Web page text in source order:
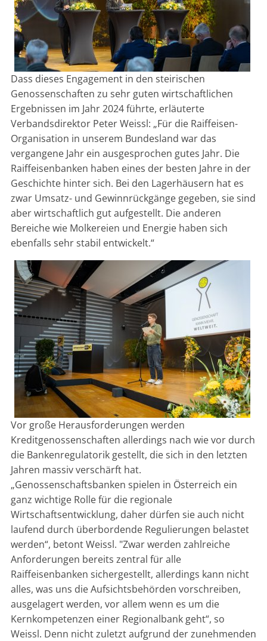
Dass dieses Engagement in den steirischen
Genossenschaften zu sehr guten wirtschaftlichen
Ergebnissen im Jahr 2024 führte, erläuterte
Verbandsdirektor Peter Weissl: „Für die Raiffeisen-
Organisation in unserem Bundesland war das
vergangene Jahr ein ausgesprochen gutes Jahr. Die
Raiffeisenbanken haben eines der besten Jahre in der
Geschichte hinter sich. Bei den Lagerhäusern hat es
zwar Umsatz- und Gewinnrückgänge gegeben, sie sind
aber wirtschaftlich gut aufgestellt. Die anderen
Bereiche wie Molkereien und Energie haben sich
ebenfalls sehr stabil entwickelt.“
Vor große Herausforderungen werden
Kreditgenossenschaften allerdings nach wie vor durch
die Bankenregulatorik gestellt, die sich in den letzten
Jahren massiv verschärft hat.
„Genossenschaftsbanken spielen in Österreich ein
ganz wichtige Rolle für die regionale
Wirtschaftsentwicklung, daher dürfen sie auch nicht
laufend durch überbordende Regulierungen belastet
werden“, betont Weissl. "Zwar werden zahlreiche
Anforderungen bereits zentral für alle
Raiffeisenbanken sichergestellt, allerdings kann nicht
alles, was uns die Aufsichtsbehörden vorschreiben,
ausgelagert werden, vor allem wenn es um die
Kernkompetenzen einer Regionalbank geht“, so
Weissl. Denn nicht zuletzt aufgrund der zunehmenden